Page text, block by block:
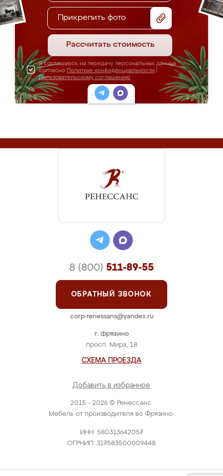
Прикрепить фото
Рассчитать стоимость
Я соглашаюсь на передачу персональных данных
согласно Политике конфиденциальности
Пользовательскому соглашению
2015 - 2026 © Ренессанс.
Мебель от производителя во Фрязино.
ИНН: 580313642057
ОГРНИП: 317583500009448
г. Фрязино
просп. Мира, 18
СХЕМА ПРОЕЗДА
Добавить в избранное
8 (800) 511-89-55
ОБРАТНЫЙ ЗВОНОК
corp-renessans@yandex.ru